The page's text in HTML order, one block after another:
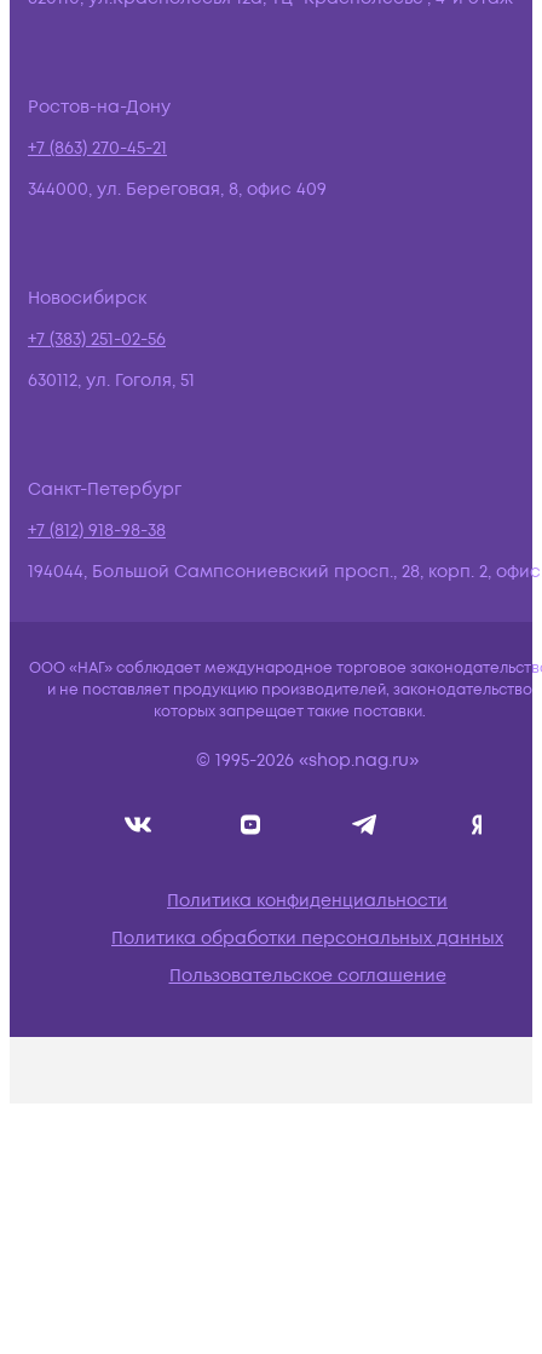
Ростов-на-Дону
+7 (863) 270-45-21
344000, ул. Береговая, 8, офис 409
Новосибирск
+7 (383) 251-02-56
630112, ул. Гоголя, 51
Санкт-Петербург
+7 (812) 918-98-38
194044, Большой Сампсониевский просп., 28, корп. 2,
ООО «НАГ» соблюдает международное торговое
и не поставляет продукцию производителей, законодательство
которых запрещает такие поставки.
© 1995-2026 «shop.nag.ru»
Политика конфиденциальности
Политика обработки персональных данных
Пользовательское соглашение